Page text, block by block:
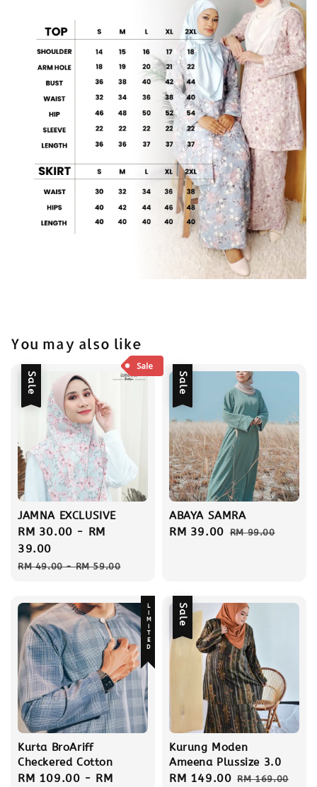
You may also like
Sale
JAMNA EXCLUSIVE
Sale
price
RM 30.00 - RM
39.00
Regular
RM 49.00-RM 59.00
Sale
ABAYA SAMRA
Sale
RM 39.00 Regular
RM 99.00
LIMITED
Kurta BroAriff
Checkered Cotton
Regular
RM 109.00 - RM
Sale
Kurung Moden
Ameena Plussize 3.0
Sale
RM 149.00 Regular
RM 169.00